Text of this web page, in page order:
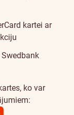
kartei ar
ko var